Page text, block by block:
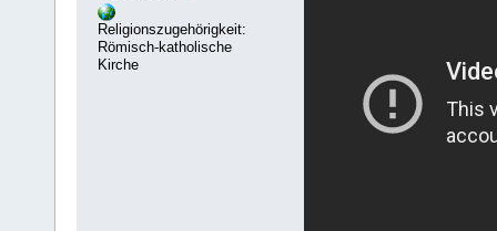
Religionszugehörigkeit:
Römisch-katholische
Kirche